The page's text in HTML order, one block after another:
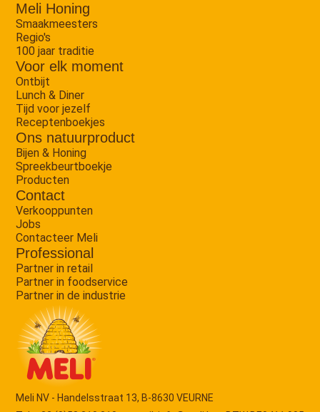
Meli Honing
Smaakmeesters
Regio's
100 jaar traditie
Voor elk moment
Ontbijt
Lunch & Diner
Tijd voor jezelf
Receptenboekjes
Ons natuurproduct
Bijen & Honing
Spreekbeurtboekje
Producten
Contact
Verkooppunten
Jobs
Contacteer Meli
Professional
Partner in retail
Partner in foodservice
Partner in de industrie
Meli NV - Handelsstraat 13, B-8630 VEURNE